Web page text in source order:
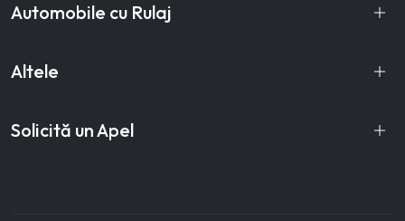
Automobile cu Rulaj
Altele
Solicită un Apel